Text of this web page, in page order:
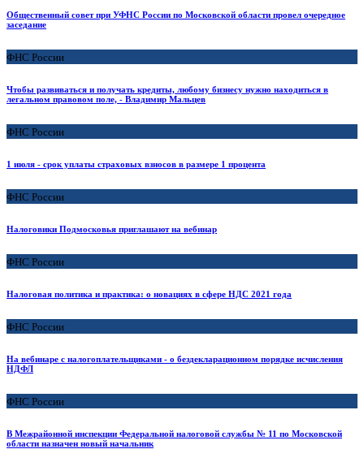
Общественный совет при УФНС России по Московской области провел очередное
заседание
ФНС России
Чтобы развиваться и получать кредиты, любому бизнесу нужно находиться в
легальном правовом поле, - Владимир Мальцев
ФНС России
1 июля - срок уплаты страховых взносов в размере 1 процента
ФНС России
Налоговики Подмосковья приглашают на вебинар
ФНС России
Налоговая политика и практика: о новациях в сфере НДС 2021 года
ФНС России
На вебинаре с налогоплательщиками - о бездекларационном порядке исчисления
НДФЛ
ФНС России
В Межрайонной инспекции Федеральной налоговой службы № 11 по Московской
области назначен новый начальник